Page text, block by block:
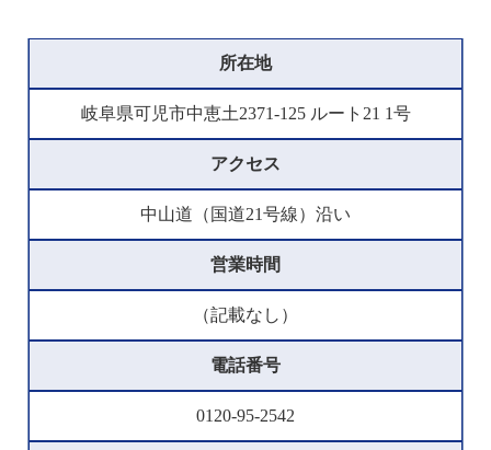
所在地
岐阜県可児市中恵土2371-125 ルート21 1号
アクセス
中山道（国道21号線）沿い
営業時間
（記載なし）
電話番号
0120-95-2542